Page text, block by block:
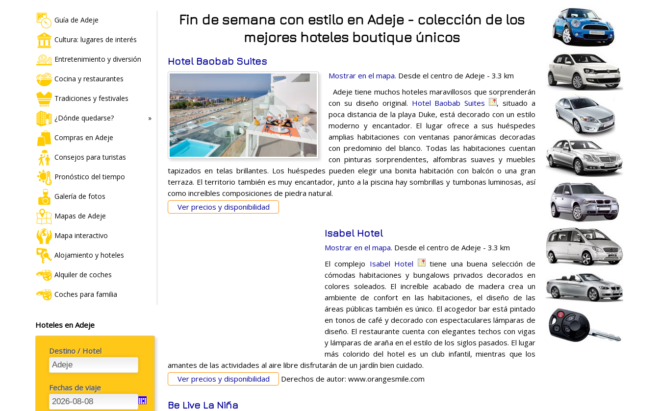
Guía de Adeje
Cultura: lugares de interés
Entretenimiento y diversión
Cocina y restaurantes
Tradiciones y festivales
¿Dónde quedarse?
Compras en Adeje
Consejos para turistas
Pronóstico del tiempo
Galería de fotos
Mapas de Adeje
Mapa interactivo
Alojamiento y hoteles
Alquiler de coches
Coches para familia
Hoteles en Adeje
Destino / Hotel
Fechas de viaje
Fin de semana con estilo en Adeje - colección de los
mejores hoteles boutique únicos
Hotel Baobab Suites
Mostrar en el mapa. Desde el centro de Adeje - 3.3 km
Adeje tiene muchos hoteles maravillosos que sorprenderán
con su diseño original. Hotel Baobab Suites
, situado a
poca distancia de la playa Duke, está decorado con un estilo
moderno y encantador. El lugar ofrece a sus huéspedes
amplias habitaciones con ventanas panorámicas decoradas
con predominio del blanco. Todas las habitaciones cuentan
con pinturas sorprendentes, alfombras suaves y muebles
tapizados en telas brillantes. Los huéspedes pueden elegir una bonita habitación con balcón o una gran
terraza. El territorio también es muy encantador, junto a la piscina hay sombrillas y tumbonas luminosas, así
como increíbles composiciones de piedra natural.
Ver precios y disponibilidad
Isabel Hotel
Mostrar en el mapa. Desde el centro de Adeje - 3.3 km
El complejo Isabel Hotel
tiene una buena selección de
cómodas habitaciones y bungalows privados decorados en
colores soleados. El increíble acabado de madera crea un
ambiente de confort en las habitaciones, el diseño de las
áreas públicas también es único. El acogedor bar está pintado
en tonos de café y decorado con espectaculares lámparas de
diseño. El restaurante cuenta con elegantes techos con vigas
y lámparas de araña en el estilo de los siglos pasados. El lugar
más colorido del hotel es un club infantil, mientras que los
amantes de las actividades al aire libre disfrutarán de un jardín bien cuidado.
Ver precios y disponibilidad
Derechos de autor: www.orangesmile.com
Be Live La Niña